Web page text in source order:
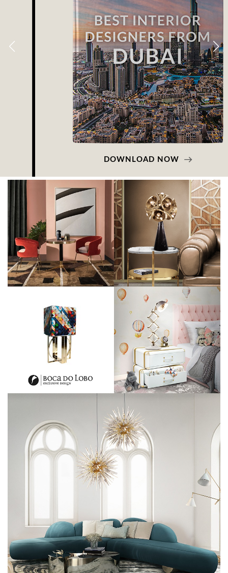
DOWNLOAD NOW